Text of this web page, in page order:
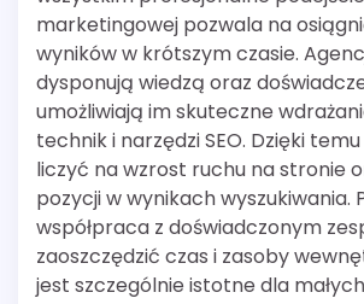
marketingowej pozwala na
wyników w krótszym czasie.
dysponują wiedzą oraz
umożliwiają im skuteczne
technik i narzędzi SEO. Dzięki
liczyć na wzrost ruchu na stronie
pozycji w wynikach wyszukiwania.
współpraca z doświadczonym
zaoszczędzić czas i zasoby
jest szczególnie istotne dla